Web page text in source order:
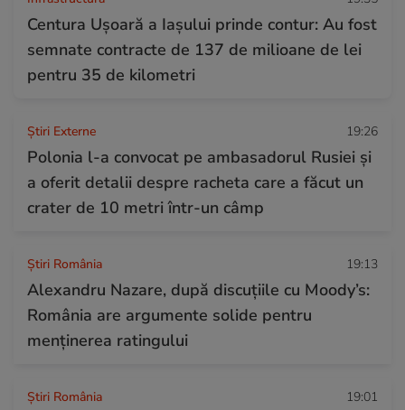
Centura Ușoară a Iașului prinde contur: Au fost
semnate contracte de 137 de milioane de lei
pentru 35 de kilometri
Știri Externe 19:26
Polonia l-a convocat pe ambasadorul Rusiei și
a oferit detalii despre racheta care a făcut un
crater de 10 metri într-un câmp
Știri România 19:13
Alexandru Nazare, după discuțiile cu Moody’s:
România are argumente solide pentru
menținerea ratingului
Știri România 19:01